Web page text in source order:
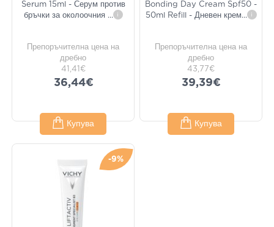
Serum 15ml - Серум против
бръчки за околоочния ... i
Препоръчителна цена на
дребно
41,41€
36,44€
Купува
Bonding Day Cream Spf50 -
50ml Refill - Дневен крем... i
Препоръчителна цена на
дребно
43,77€
39,39€
Купува
-9%